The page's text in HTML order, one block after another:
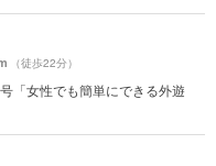
（徒歩22分）
「女性でも簡単にできる外遊